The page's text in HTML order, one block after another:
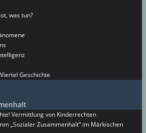
was tun?
Geschichte
Vermittlung von Kinderrechten
„Sozialer Zusammenhalt“ im Märkischen